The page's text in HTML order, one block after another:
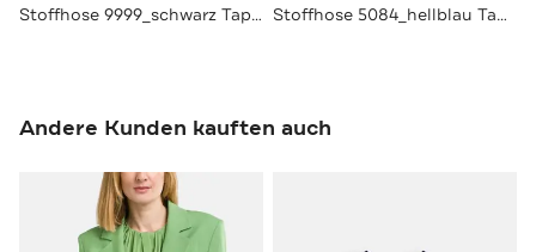
Stoffhose 9999_schwarz Tapered Stoffhose 5084_hellblau Tapered
Andere Kunden kauften auch